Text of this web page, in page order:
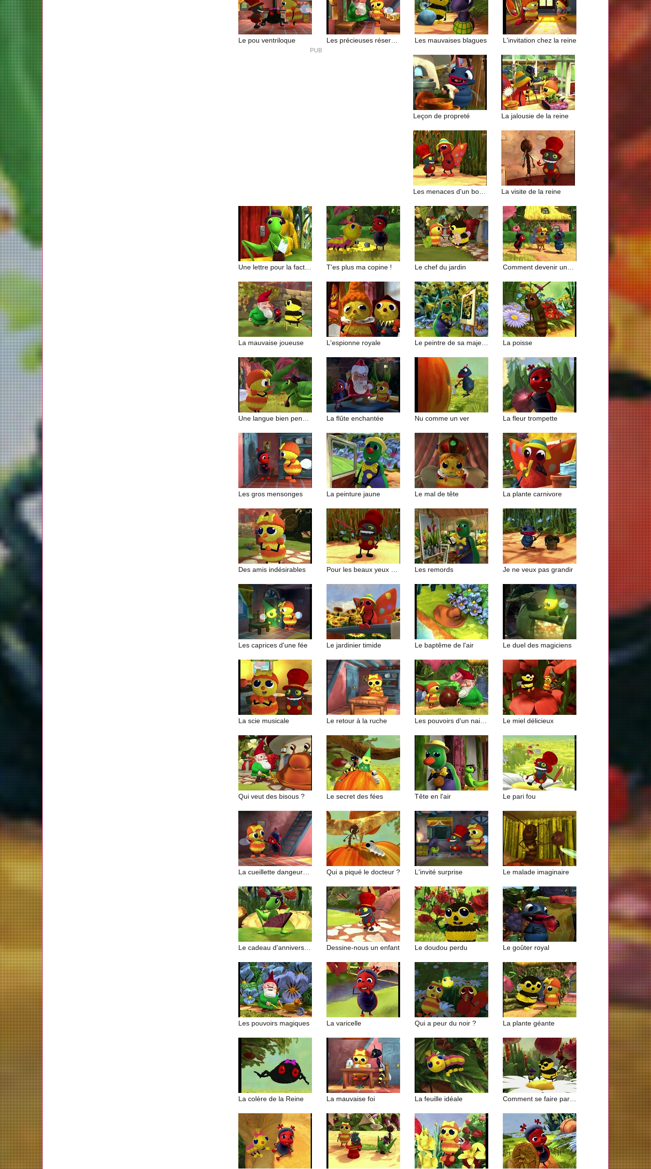
Le pou ventriloque Les mauvaises blagues L'invitation chez la reine
Leçon de propreté La jalousie de la reine
La visite de la reine
T'es plus ma copine ! Le chef du jardin
La mauvaise joueuse L'espionne royale La poisse
La flûte enchantée Nu comme un ver La fleur trompette
Les gros mensonges La peinture jaune Le mal de tête La plante carnivore
Des amis indésirables Les remords Je ne veux pas grandir
Les caprices d'une fée Le jardinier timide Le baptême de l'air Le duel des magiciens
La scie musicale Le retour à la ruche Le miel délicieux
Qui veut des bisous ? Le secret des fées Tête en l'air Le pari fou
Qui a piqué le docteur ? L'invité surprise Le malade imaginaire
Dessine-nous un enfant Le doudou perdu Le goûter royal
Les pouvoirs magiques La varicelle Qui a peur du noir ? La plante géante
La colère de la Reine La mauvaise foi La feuille idéale